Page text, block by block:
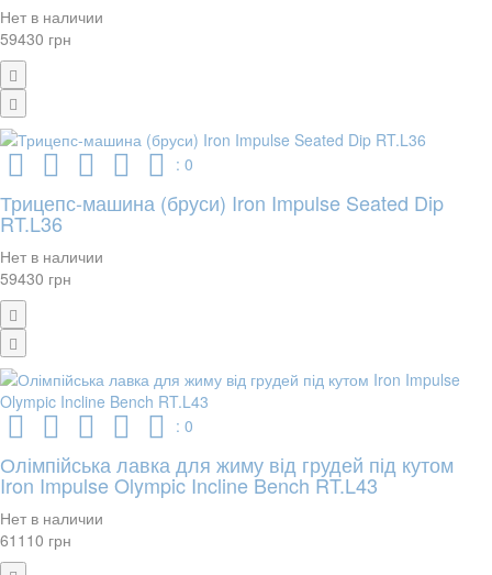
Нет в наличии
59430 грн
: 0
Трицепс-машина (бруси) Iron Impulse Seated Dip
RT.L36
Нет в наличии
59430 грн
: 0
Олімпійська лавка для жиму від грудей під кутом
Iron Impulse Olympic Incline Bench RT.L43
Нет в наличии
61110 грн